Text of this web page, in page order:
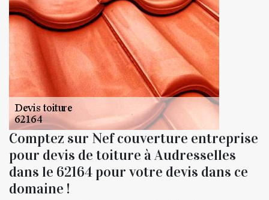
Comptez sur Nef couverture entreprise
pour devis de toiture à Audresselles
dans le 62164 pour votre devis dans ce
domaine !